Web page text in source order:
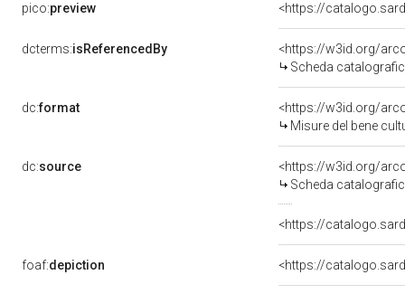
pico:preview
dcterms:isReferencedBy
<https://w3id.org/
Scheda
dc:format
<https://w3id.org/
Misure del bene
dc:source
<https://w3id.org/
Scheda
<https://
foaf:depiction